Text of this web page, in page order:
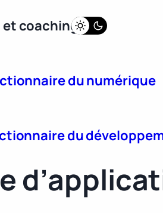
coaching
du numérique
du